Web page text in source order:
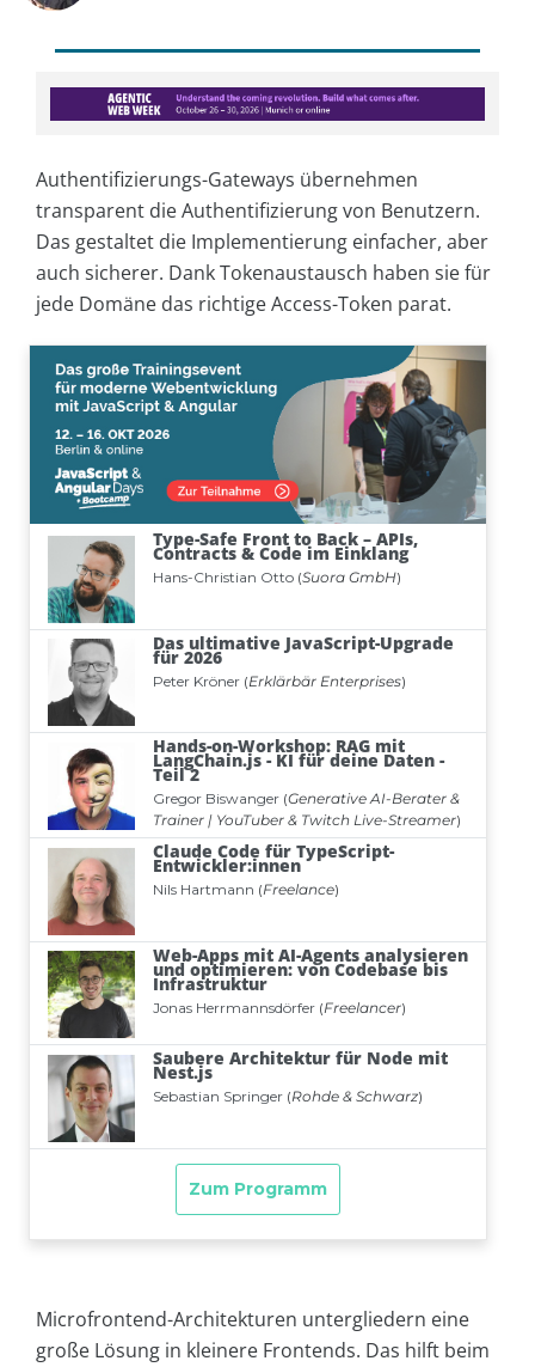
Authentifizierungs-Gateways übernehmen
transparent die Authentifizierung von Benutzern.
Das gestaltet die Implementierung einfacher, aber
auch sicherer. Dank Tokenaustausch haben sie für
jede Domäne das richtige Access-Token parat.
Microfrontend-Architekturen untergliedern eine
große Lösung in kleinere Frontends. Das hilft beim